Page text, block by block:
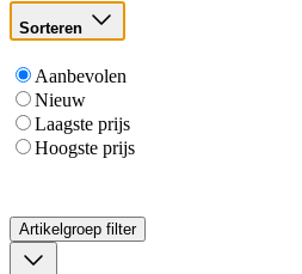
Sorteren
Aanbevolen
Nieuw
Laagste prijs
Hoogste prijs
Artikelgroep filter